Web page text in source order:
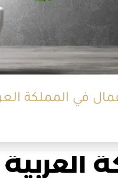
في المملكة